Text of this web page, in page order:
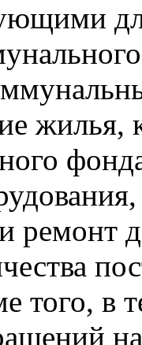
жилья,
ремонт
того, в